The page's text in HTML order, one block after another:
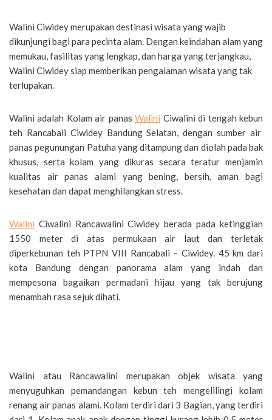
Walini Ciwidey merupakan destinasi wisata yang wajib
dikunjungi bagi para pecinta alam. Dengan keindahan alam yang
memukau, fasilitas yang lengkap, dan harga yang terjangkau,
Walini Ciwidey siap memberikan pengalaman wisata yang tak
terlupakan.
Walini adalah Kolam air panasWalini Ciwalini di tengah kebun
teh Rancabali Ciwidey Bandung Selatan, dengan sumber air
panas pegunungan Patuha yang ditampung dan diolah pada bak
khusus, serta kolam yang dikuras secara teratur menjamin
kualitas air panas alami yang bening, bersih, aman bagi
kesehatan dan dapat menghilangkan stress.
Walini Ciwalini Rancawalini Ciwidey berada pada ketinggian
1550 meter di atas permukaan air laut dan terletak
diperkebunan teh PTPN VIII Rancabali – Ciwidey. 45 km dari
kota Bandung dengan panorama alam yang indah dan
mempesona bagaikan permadani hijau yang tak berujung
menambah rasa sejuk dihati.
Walini atau Rancawalini merupakan objek wisata yang
menyuguhkan pemandangan kebun teh mengelilingi kolam
renang air panas alami. Kolam terdiri dari 3 Bagian, yang terdiri